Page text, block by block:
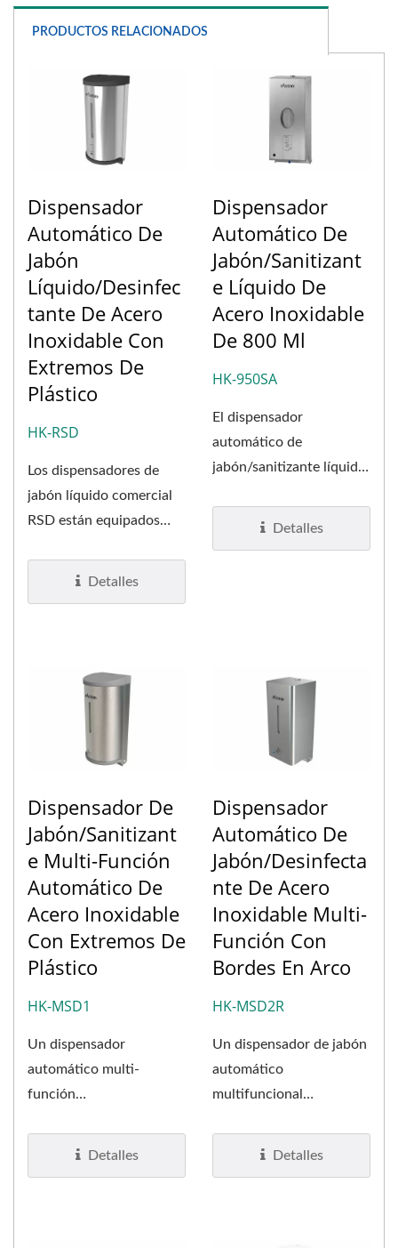
PRODUCTOS RELACIONADOS
Dispensador
Automático De
Jabón
Líquido/desinfec
Tante De Acero
Inoxidable Con
Extremos De
Plástico
HK-RSD
Los dispensadores de
jabón líquido comercial
RSD están equipados
Detalles
Dispensador
Automático De
Jabón/sanitizant
E Líquido De
Acero Inoxidable
De 800 Ml
HK-950SA
El dispensador
automático de
jabón/sanitizante líquido
Detalles
Dispensador De
Jabón/Sanitizant
E Multi-Función
Automático De
Acero Inoxidable
Con Extremos De
Plástico
HK-MSD1
Un dispensador
automático multi-
función
Detalles
Dispensador
Automático De
Jabón/desinfecta
Nte De Acero
Inoxidable Multi-
Función Con
Bordes En Arco
HK-MSD2R
Un dispensador de jabón
automático
multifuncional
Detalles